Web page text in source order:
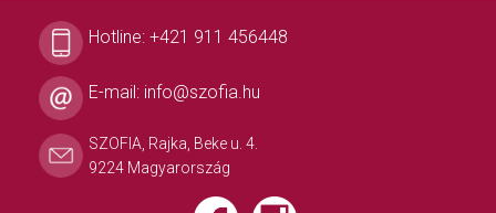
Hotline: +421 911 456448
E-mail: info@szofia.hu
SZOFIA, Rajka, Beke u. 4.
9224 Magyarország